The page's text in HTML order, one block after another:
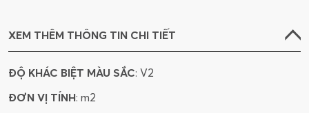
XEM THÊM THÔNG TIN CHI TIẾT
ĐỘ KHÁC BIỆT MÀU SẮC: V2
ĐƠN VỊ TÍNH: m2